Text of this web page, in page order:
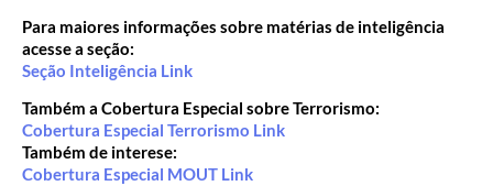
Para maiores informações sobre matérias de inteligência
acesse a seção:
Seção Inteligência Link
Também a Cobertura Especial sobre Terrorismo:
Cobertura Especial Terrorismo Link
Também de interese:
Cobertura Especial MOUT Link